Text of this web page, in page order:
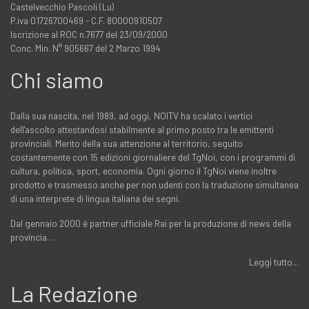
Castelvecchio Pascoli (Lu)
P.iva 01726700469 - C.F. 80000910507
Iscrizione al ROC n.7677 del 23/09/2000
Conc. Min. N° 905667 del 2 Marzo 1994
Chi siamo
Dalla sua nascita, nel 1989, ad oggi, NOITV ha scalato i vertici
dell'ascolto attestandosi stabilmente al primo posto tra le emittenti
provinciali. Merito della sua attenzione al territorio, seguito
costantemente con 15 edizioni giornaliere del TgNoi, con i programmi di
cultura, politica, sport, economia. Ogni giorno il TgNoi viene inoltre
prodotto e trasmesso anche per non udenti con la traduzione simultanea
di una interprete di lingua italiana dei segni.
Dal gennaio 2000 è partner ufficiale Rai per la produzione di news della
provincia…
Leggi tutto...
La Redazione